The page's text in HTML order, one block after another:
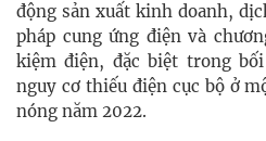
động sản xuất kinh doanh,
pháp cung ứng điện và
kiệm điện, đặc biệt trong
nguy cơ thiếu điện cục bộ ở
nóng năm 2022.